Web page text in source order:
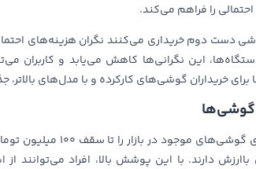
را فراهم می‌کند.
دست دوم خریداری می‌کنند نگران هزینه‌های
این نگرانی‌ها کاهش می‌یابد و کاربران
خریداران گوشی‌های کارکرده و با مدل‌های
گوشی‌ها
این بیمه همچنین تمامی
دارند. با این پوشش بالا، افراد می‌توانند